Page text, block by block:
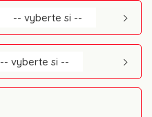
-- vyberte si --
-- vyberte si --